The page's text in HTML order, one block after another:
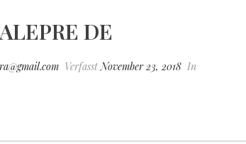
DE
VerfasstNovember 23, 2018 In